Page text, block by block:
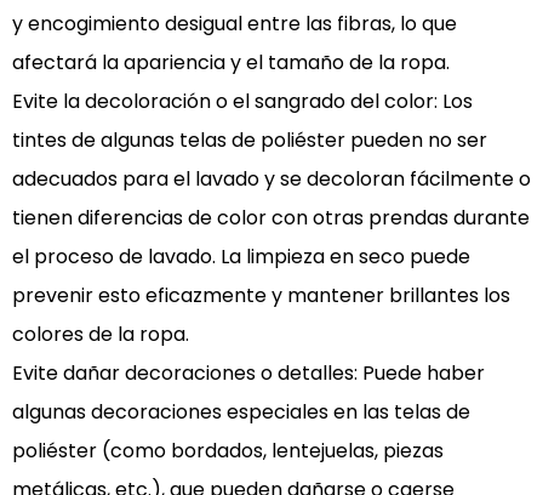
y encogimiento desigual entre las fibras, lo que
afectará la apariencia y el tamaño de la ropa.
Evite la decoloración o el sangrado del color: Los
tintes de algunas telas de poliéster pueden no ser
adecuados para el lavado y se decoloran fácilmente o
tienen diferencias de color con otras prendas durante
el proceso de lavado. La limpieza en seco puede
prevenir esto eficazmente y mantener brillantes los
colores de la ropa.
Evite dañar decoraciones o detalles: Puede haber
algunas decoraciones especiales en las telas de
poliéster (como bordados, lentejuelas, piezas